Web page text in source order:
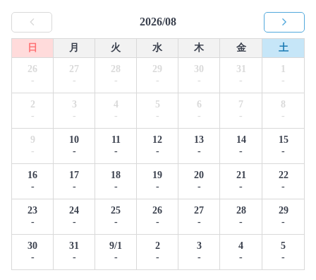
2026/08
日 月 火 水 木 金
土
26
-
27
-
28
-
29
-
30
-
31
-
1
-
2
-
3
-
4
-
5
-
6
-
7
-
8
-
9
-
10
-
11
-
12
-
13
-
14
-
15
-
16
-
17
-
18
-
19
-
20
-
21
-
22
-
23
-
24
-
25
-
26
-
27
-
28
-
29
-
30
-
31
-
9/1
-
2
-
3
-
4
-
5
-